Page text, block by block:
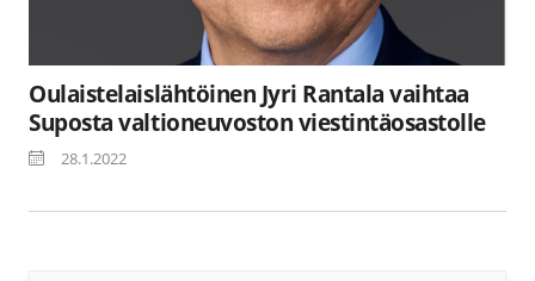
Oulaistelaislähtöinen Jyri Rantala vaihtaa
Suposta valtioneuvoston viestintäosastolle
28.1.2022